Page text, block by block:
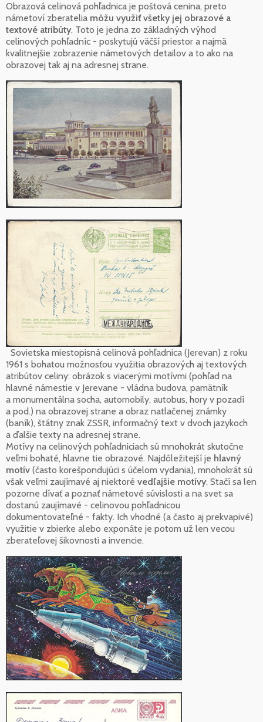
Obrazová celinová pohľadnica je poštová cenina, preto
námetoví zberatelia môžu využiť všetky jej obrazové a
textové atribúty. Toto je jedna zo základných výhod
celinových pohľadníc - poskytujú väčší priestor a najmä
kvalitnejšie zobrazenie námetových detailov a to ako na
obrazovej tak aj na adresnej strane.
Sovietska miestopisná celinová pohľadnica (Jerevan) z roku
1961 s bohatou možnosťou využitia obrazových aj textových
atribútov celiny: obrázok s viacerými motívmi (pohľad na
hlavné námestie v Jerevane - vládna budova, pamätník
a monumentálna socha, automobily, autobus, hory v pozadí
a pod.) na obrazovej strane a obraz natlačenej známky
(baník), štátny znak ZSSR, informačný text v dvoch jazykoch
a ďalšie texty na adresnej strane.
Motívy na celinových pohľadniciach sú mnohokrát skutočne
veľmi bohaté, hlavne tie obrazové. Najdôležitejší je hlavný
motív (často korešpondujúci s účelom vydania), mnohokrát sú
však veľmi zaujímavé aj niektoré vedľajšie motívy. Stačí sa len
pozorne dívať a poznať námetové súvislosti a na svet sa
dostanú zaujímavé - celinovou pohľadnicou
dokumentovateľné - fakty. Ich vhodné (a často aj prekvapivé)
využitie v zbierke alebo exponáte je potom už len vecou
zberateľovej šikovnosti a invencie.